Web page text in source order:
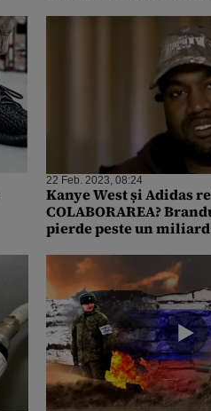
22 Feb. 2023, 08:24
Kanye West și Adidas
COLABORAREA?
pierde peste un